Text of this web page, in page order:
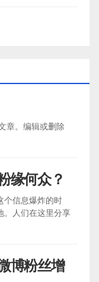
章。编辑或删除
缘何众？
个信息爆炸的时
。人们在这里分享
博粉丝增